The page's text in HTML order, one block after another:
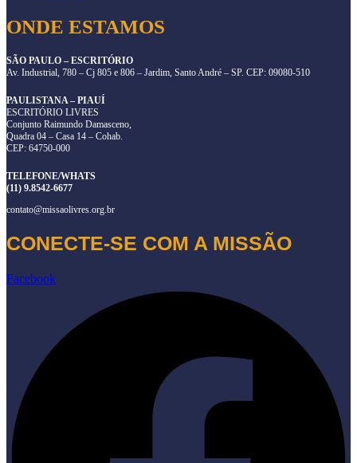
ONDE ESTAMOS
SÃO PAULO – ESCRITÓRIO
Av. Industrial, 780 – Cj 805 e 806 – Jardim, Santo André – SP. CEP: 09080-510
PAULISTANA – PIAUÍ
ESCRITÓRIO LIVRES
Conjunto Raimundo Damasceno,
Quadra 04 – Casa 14 – Cohab.
CEP: 64750-000
TELEFONE/WHATS
(11) 9.8542-6677
contato@missaolivres.org.br
CONECTE-SE COM A MISSÃO
Facebook